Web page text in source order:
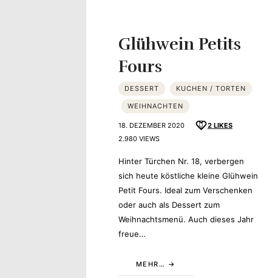
Glühwein Petits
Fours
DESSERT KUCHEN / TORTEN
WEIHNACHTEN
18. DEZEMBER 2020 2 LIKES
2.980 VIEWS
Hinter Türchen Nr. 18, verbergen
sich heute köstliche kleine Glühwein
Petit Fours. Ideal zum Verschenken
oder auch als Dessert zum
Weihnachtsmenü. Auch dieses Jahr
freue…
MEHR…